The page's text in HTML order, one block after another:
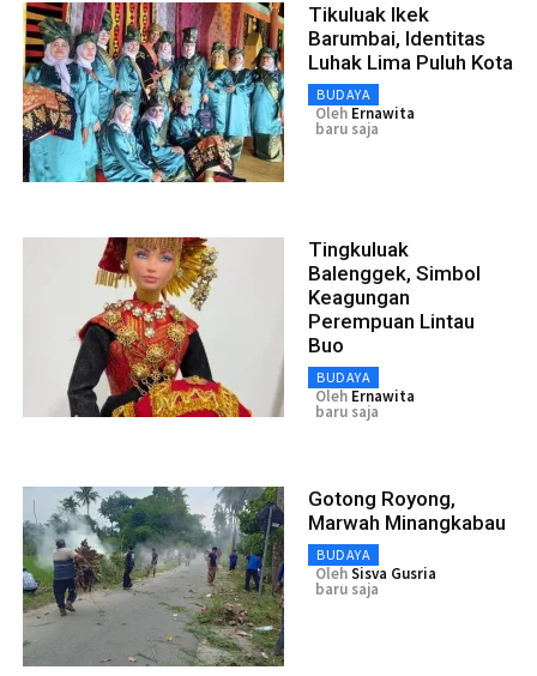
Tikuluak Ikek
Barumbai, Identitas
Luhak Lima Puluh Kota
BUDAYA
Oleh Ernawita
baru saja
Tingkuluak
Balenggek, Simbol
Keagungan
Perempuan Lintau
Buo
BUDAYA
Oleh Ernawita
baru saja
Gotong Royong,
Marwah Minangkabau
BUDAYA
OlehSisva Gusria
baru saja